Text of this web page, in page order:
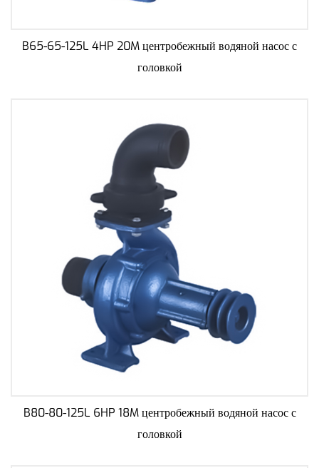
B65-65-125L 4HP 20M центробежный водяной насос с
головкой
B80-80-125L 6HP 18M центробежный водяной насос с
головкой